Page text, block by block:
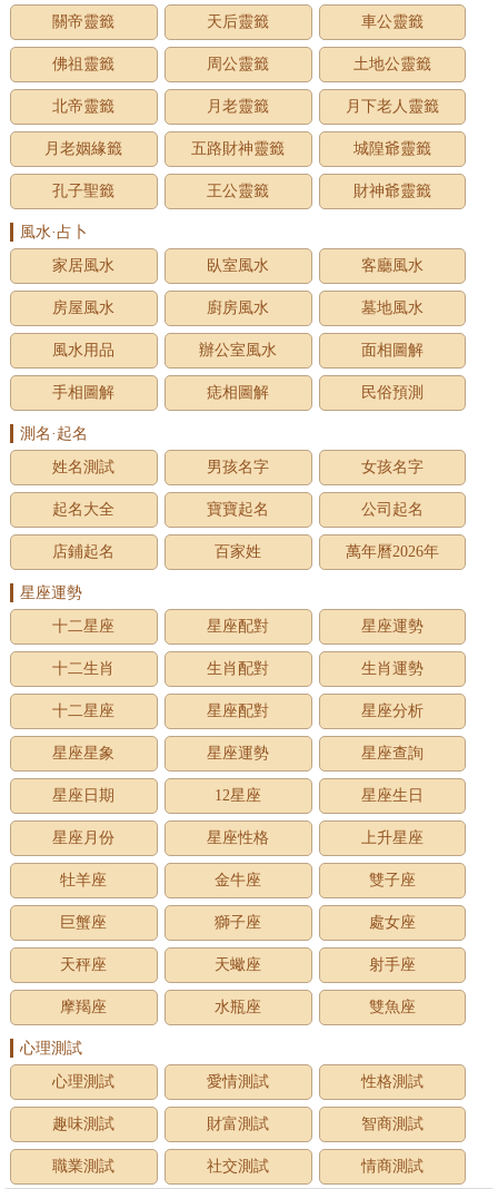
關帝靈籤 天后靈籤 車公靈籤
佛祖靈籤 周公靈籤 土地公靈籤
北帝靈籤 月老靈籤 月下老人靈籤
月老姻緣籤 五路財神靈籤 城隍爺靈籤
孔子聖籤 王公靈籤 財神爺靈籤
風水·占卜
家居風水
臥室風水 客廳風水
房屋風水 廚房風水 墓地風水
風水用品 辦公室風水 面相圖解
手相圖解 痣相圖解 民俗預測
測名·起名
姓名測試
男孩名字 女孩名字
起名大全 寶寶起名 公司起名
店鋪起名 百家姓 萬年曆2026年
星座運勢
十二星座
星座配對 星座運勢
十二生肖 生肖配對 生肖運勢
十二星座 星座配對 星座分析
星座星象 星座運勢 星座查詢
星座日期 12星座 星座生日
星座月份 星座性格 上升星座
牡羊座 金牛座 雙子座
巨蟹座 獅子座 處女座
天秤座 天蠍座 射手座
摩羯座 水瓶座 雙魚座
心理測試
心理測試
愛情測試 性格測試
趣味測試 財富測試 智商測試
職業測試 社交測試 情商測試